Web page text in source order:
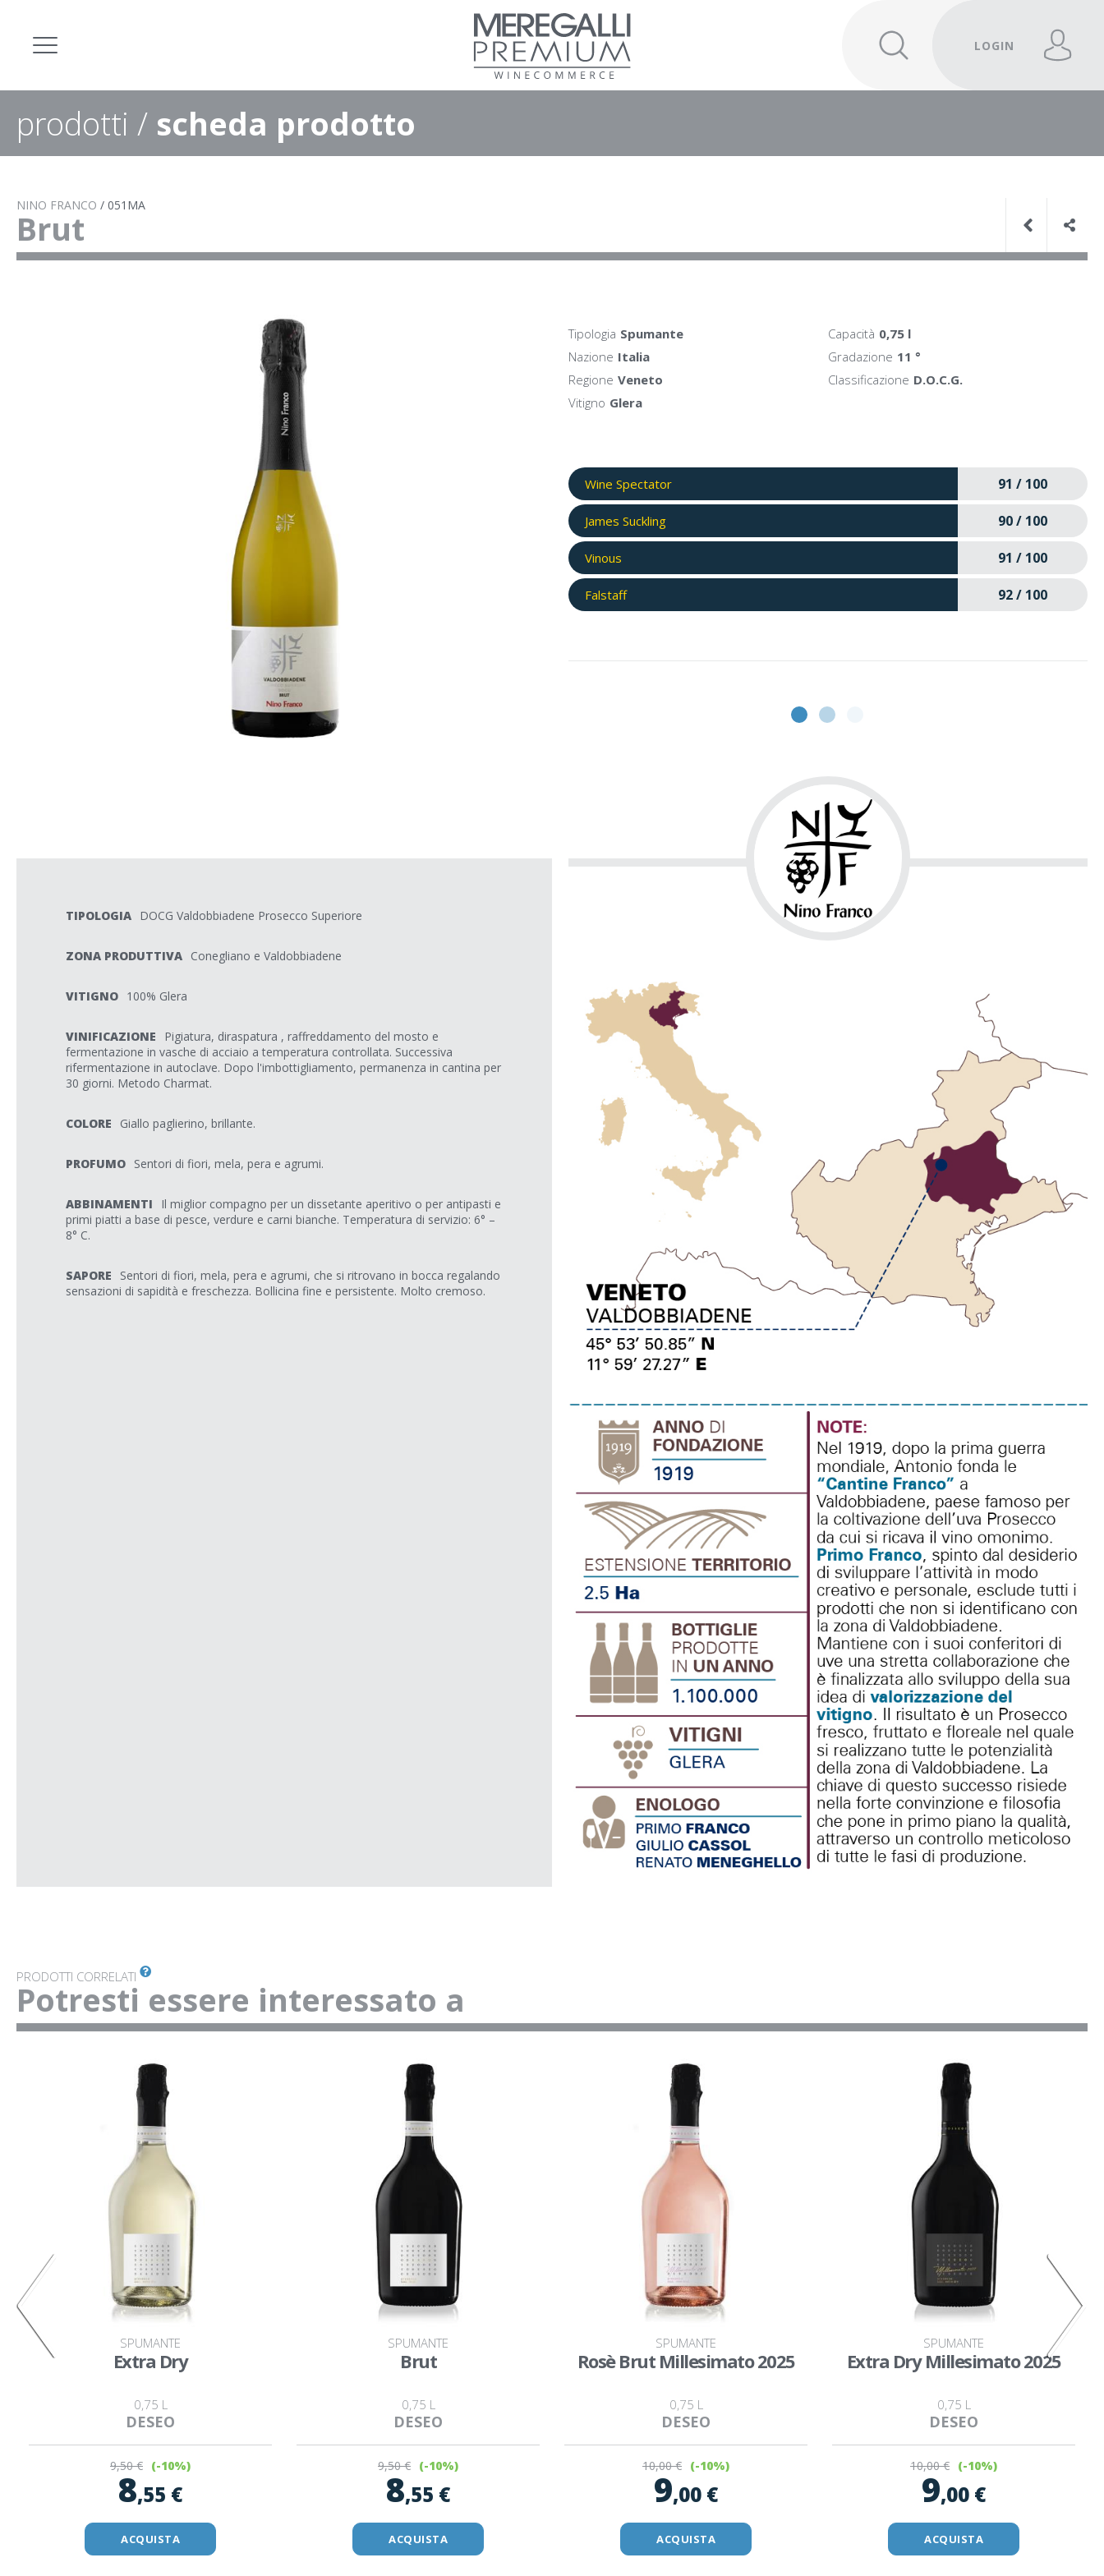
LOGIN
prodotti / scheda prodotto
NINO FRANCO / 051MA
Brut
Tipologia Spumante Capacità 0,75 l
Nazione Italia Gradazione 11 °
Regione Veneto Classificazione D.O.C.G.
Vitigno Glera
Wine Spectator 91 / 100
James Suckling 90 / 100
Vinous 91 / 100
Falstaff 92 / 100
TIPOLOGIA DOCG Valdobbiadene Prosecco Superiore
ZONA PRODUTTIVA Conegliano e Valdobbiadene
VITIGNO 100% Glera
VINIFICAZIONE
Pigiatura, diraspatura , raffreddamento del mosto e
fermentazione in vasche di acciaio a temperatura controllata. Successiva
rifermentazione in autoclave. Dopo l'imbottigliamento, permanenza in cantina per
30 giorni. Metodo Charmat.
COLORE Giallo paglierino, brillante.
PROFUMO Sentori di fiori, mela, pera e agrumi.
ABBINAMENTI
Il miglior compagno per un dissetante aperitivo o per antipasti e
primi piatti a base di pesce, verdure e carni bianche. Temperatura di servizio: 6° –
8° C.
SAPORE
Sentori di fiori, mela, pera e agrumi, che si ritrovano in bocca regalando
sensazioni di sapidità e freschezza. Bollicina fine e persistente. Molto cremoso.
PRODOTTI CORRELATI
Potresti essere interessato a
SPUMANTE
Extra Dry
0,75 L
DESEO
9,50 € (-10%)
8,55 €
ACQUISTA
SPUMANTE
Brut
0,75 L
DESEO
9,50 € (-10%)
8,55 €
ACQUISTA
SPUMANTE
Rosè Brut Millesimato 2025
0,75 L
DESEO
10,00 € (-10%)
9,00 €
ACQUISTA
SPUMANTE
Extra Dry Millesimato 2025
0,75 L
DESEO
10,00 € (-10%)
9,00 €
ACQUISTA